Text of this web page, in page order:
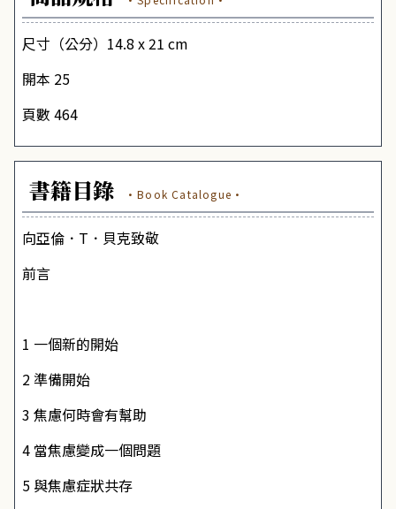
尺寸（公分）14.8 x 21 cm
開本 25
頁數 464
書籍目錄 ·Book Catalogue·
向亞倫．T．貝克致敬
前言
1 一個新的開始
2 準備開始
3 焦慮何時會有幫助
4 當焦慮變成一個問題
5 與焦慮症狀共存